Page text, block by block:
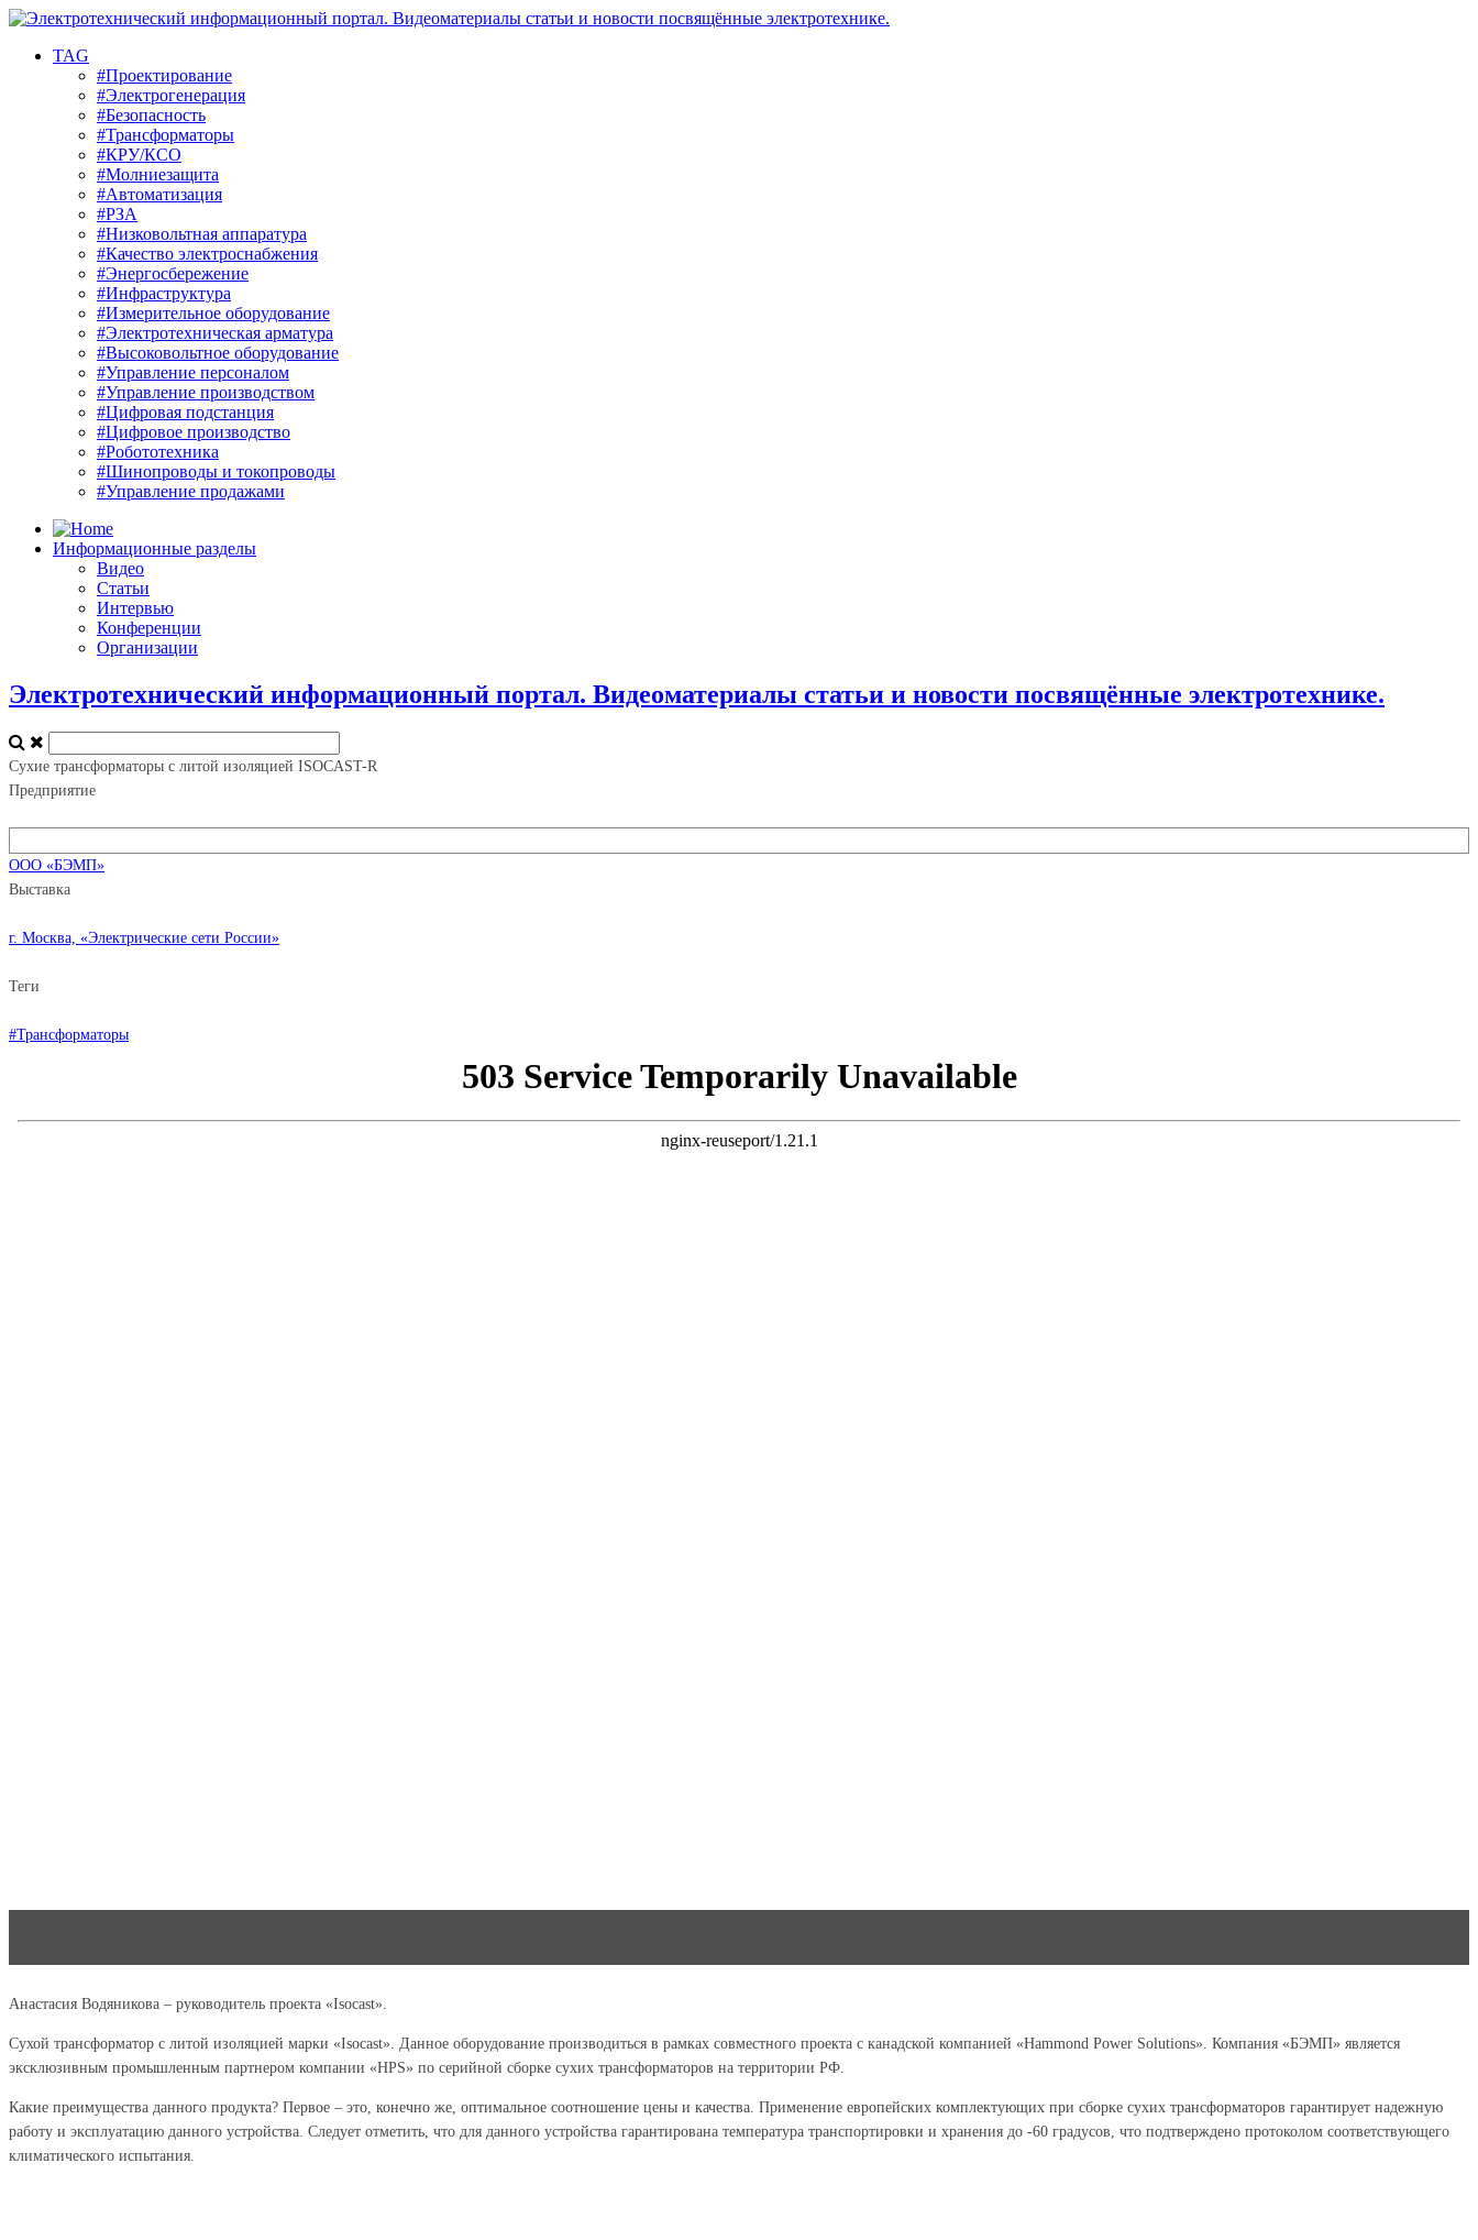
TAG
#Проектирование
#Электрогенерация
#Безопасность
#Трансформаторы
#КРУ/КСО
#Молниезащита
#Автоматизация
#РЗА
#Низковольтная аппаратура
#Качество электроснабжения
#Энергосбережение
#Инфраструктура
#Измерительное оборудование
#Электротехническая арматура
#Высоковольтное оборудование
#Управление персоналом
#Управление производством
#Цифровая подстанция
#Цифровое производство
#Робототехника
#Шинопроводы и токопроводы
#Управление продажами
Информационные разделы
Видео
Статьи
Интервью
Конференции
Организации
Электротехнический информационный портал. Видеоматериалы статьи и новости посвящённые электротехнике.
Сухие трансформаторы с литой изоляцией ISOCAST-R
Предприятие
ООО «БЭМП»
Выставка
г. Москва, «Электрические сети России»
Теги
#Трансформаторы
Анастасия Водяникова – руководитель проекта «Isocast».
Сухой трансформатор с литой изоляцией марки «Isocast». Данное оборудование производиться в рамках совместного проекта с канадской компанией «Hammond Power Solutions». Компания «БЭМП» является
эксклюзивным промышленным партнером компании «HPS» по серийной сборке сухих трансформаторов на территории РФ.
Какие преимущества данного продукта? Первое – это, конечно же, оптимальное соотношение цены и качества. Применение европейских комплектующих при сборке сухих трансформаторов гарантирует надежную
работу и эксплуатацию данного устройства. Следует отметить, что для данного устройства гарантирована температура транспортировки и хранения до -60 градусов, что подтверждено протоколом соответствующего
климатического испытания.